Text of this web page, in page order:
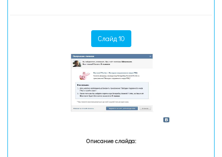
Слайд 10
Описание слайда: